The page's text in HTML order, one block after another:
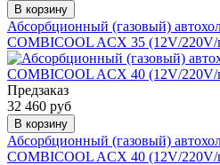
В корзину
Абсорбционный (газовый)
COMBICOOL ACX 35 (12V/220V/
Предзаказ
32 460 руб
В корзину
Абсорбционный (газовый)
COMBICOOL ACX 40 (12V/220V/